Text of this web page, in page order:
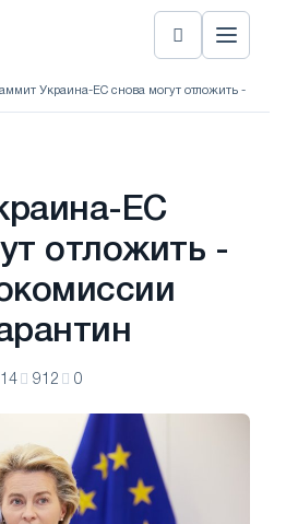
Украина-ЕС снова могут отложить -
ЕС
отложить -
912 0